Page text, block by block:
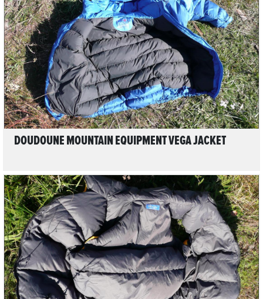
LIRE L'ARTICLE
DOUDOUNE MOUNTAIN EQUIPMENT VEGA JACKET
LIRE L'ARTICLE